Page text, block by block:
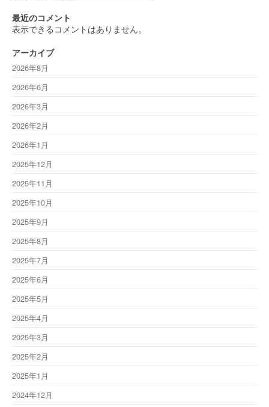
ゴ
リ
最近のコメント
表示できるコメントはありません。
アーカイブ
2026年8月
2026年6月
2026年3月
2026年2月
2026年1月
2025年12月
2025年11月
2025年10月
2025年9月
2025年8月
2025年7月
2025年6月
2025年5月
2025年4月
2025年3月
2025年2月
2025年1月
2024年12月